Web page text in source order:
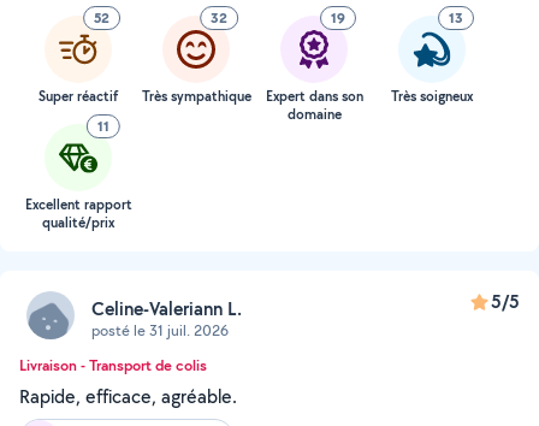
52
Super réactif
32
Très sympathique
19
Expert dans son
domaine
13
Très soigneux
11
Excellent rapport
qualité/prix
Celine-Valeriann L.
posté le 31 juil. 2026
5/5
Livraison - Transport de colis
Rapide, efficace, agréable.